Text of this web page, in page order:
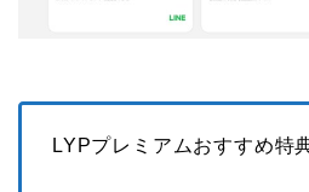
LYPプレミアムおすすめ特